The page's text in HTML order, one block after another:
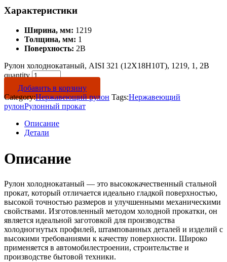
Характеристики
Ширина, мм: 1219
Толщина, мм: 1
Поверхность: 2B
Рулон холоднокатаный, AISI 321 (12Х18Н10Т), 1219, 1, 2B
quantity
Добавить в корзину
Category:Нержавеющий рулон Tags:Нержавеющий
рулонРулонный прокат
Описание
Детали
Описание
Рулон холоднокатаный — это высококачественный стальной
прокат, который отличается идеально гладкой поверхностью,
высокой точностью размеров и улучшенными механическими
свойствами. Изготовленный методом холодной прокатки, он
является идеальной заготовкой для производства
холодногнутых профилей, штампованных деталей и изделий с
высокими требованиями к качеству поверхности. Широко
применяется в автомобилестроении, строительстве и
производстве бытовой техники.